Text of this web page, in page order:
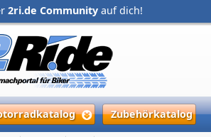
2ri.de Community auf dich!
Zubehörkatalog